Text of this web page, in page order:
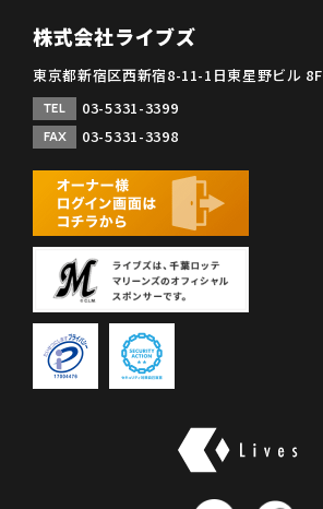
株式会社ライブズ
東京都新宿区西新宿8-11-1日東星野ビル 8F
TEL 03-5331-3399
FAX 03-5331-3398